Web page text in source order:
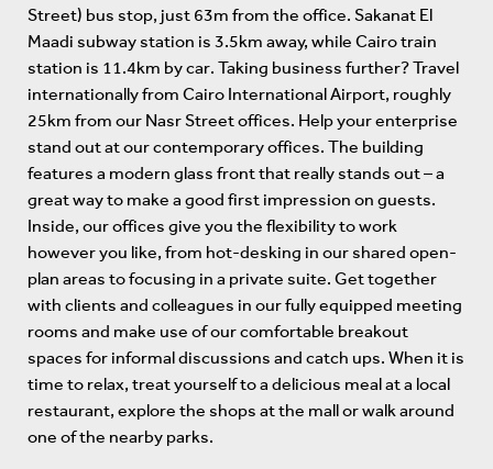
Street) bus stop, just 63m from the office. Sakanat El
Maadi subway station is 3.5km away, while Cairo train
station is 11.4km by car. Taking business further? Travel
internationally from Cairo International Airport, roughly
25km from our Nasr Street offices. Help your enterprise
stand out at our contemporary offices. The building
features a modern glass front that really stands out – a
great way to make a good first impression on guests.
Inside, our offices give you the flexibility to work
however you like, from hot-desking in our shared open-
plan areas to focusing in a private suite. Get together
with clients and colleagues in our fully equipped meeting
rooms and make use of our comfortable breakout
spaces for informal discussions and catch ups. When it is
time to relax, treat yourself to a delicious meal at a local
restaurant, explore the shops at the mall or walk around
one of the nearby parks.